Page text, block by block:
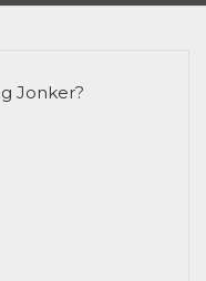
Jonker?